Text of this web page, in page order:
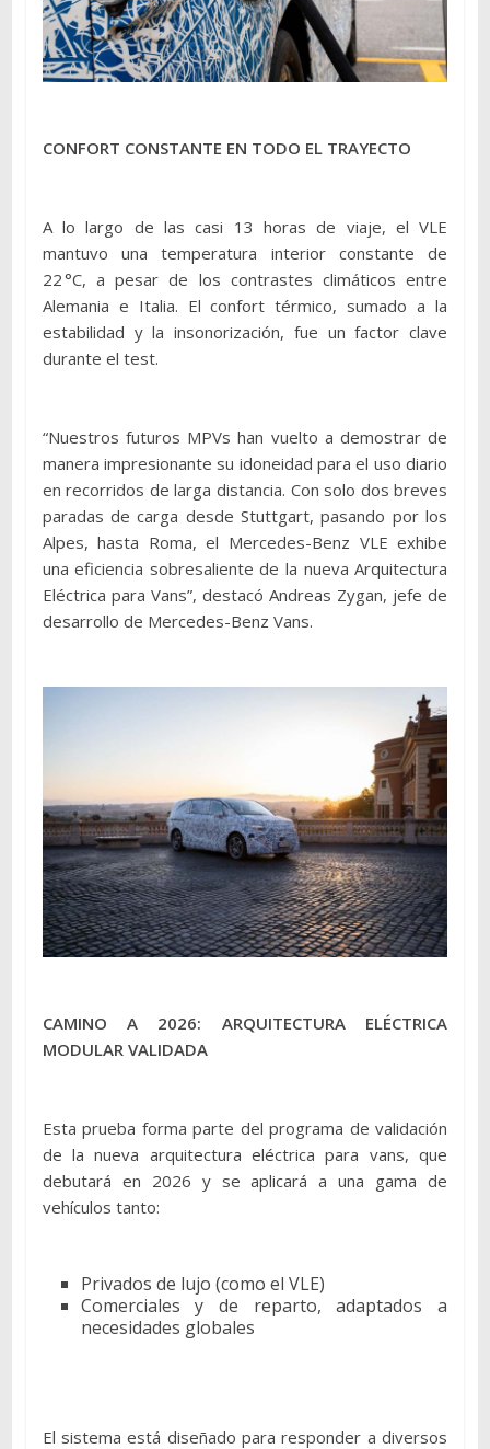
CONFORT CONSTANTE EN TODO EL TRAYECTO
A lo largo de las casi 13 horas de viaje, el VLE
mantuvo una temperatura interior constante de
22 °C, a pesar de los contrastes climáticos entre
Alemania e Italia. El confort térmico, sumado a la
estabilidad y la insonorización, fue un factor clave
durante el test.
“Nuestros futuros MPVs han vuelto a demostrar de
manera impresionante su idoneidad para el uso diario
en recorridos de larga distancia. Con solo dos breves
paradas de carga desde Stuttgart, pasando por los
Alpes, hasta Roma, el Mercedes-Benz VLE exhibe
una eficiencia sobresaliente de la nueva Arquitectura
Eléctrica para Vans”, destacó Andreas Zygan, jefe de
desarrollo de Mercedes-Benz Vans.
CAMINO A 2026: ARQUITECTURA ELÉCTRICA
MODULAR VALIDADA
Esta prueba forma parte del programa de validación
de la nueva arquitectura eléctrica para vans, que
debutará en 2026 y se aplicará a una gama de
vehículos tanto:
Privados de lujo (como el VLE)
Comerciales y de reparto, adaptados a
necesidades globales
El sistema está diseñado para responder a diversos